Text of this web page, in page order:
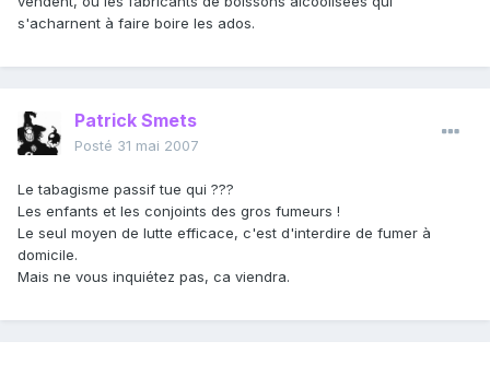
s'acharnent à faire boire les ados.
Patrick Smets
Posté 31 mai 2007
Le tabagisme passif tue qui ???
Les enfants et les conjoints des gros fumeurs !
Le seul moyen de lutte efficace, c'est d'interdire de fumer à
domicile.
Mais ne vous inquiétez pas, ca viendra.